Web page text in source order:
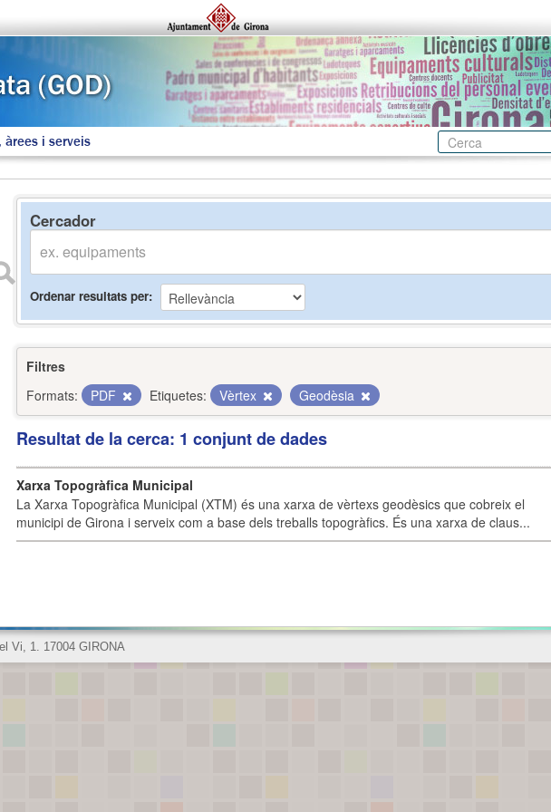
àrees i serveis
Cercador
Ordenar resultats per
Filtres
Formats:
PDF Etiquetes: Vèrtex Geodèsia
Resultat de la cerca: 1 conjunt de dades
Xarxa Topogràfica Municipal
La Xarxa Topogràfica Municipal (XTM) és una xarxa de vèrtexs geodèsics que cobreix el
municipi de Girona i serveix com a base dels treballs topogràfics. És una xarxa de claus...
Vi, 1. 17004 GIRONA